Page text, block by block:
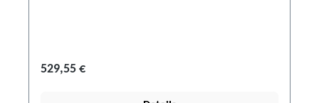
529,55 €